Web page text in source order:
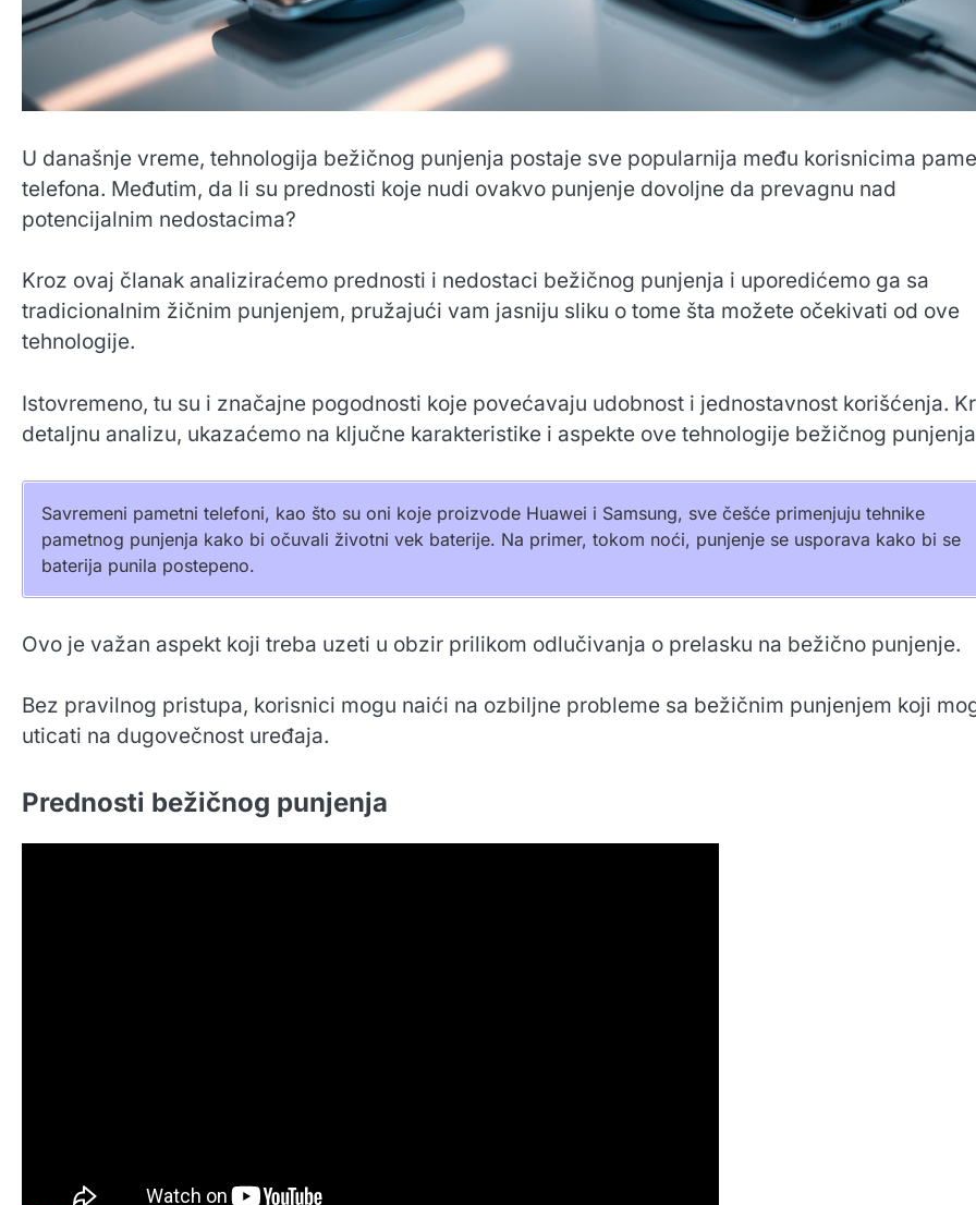
U današnje vreme, tehnologija bežičnog punjenja postaje sve popularnija među korisnicima
telefona. Međutim, da li su prednosti koje nudi ovakvo punjenje dovoljne da prevagnu nad
potencijalnim nedostacima?
Kroz ovaj članak analiziraćemo prednosti i nedostaci bežičnog punjenja i uporedićemo ga sa
tradicionalnim žičnim punjenjem, pružajući vam jasniju sliku o tome šta možete očekivati od ove
tehnologije.
Istovremeno, tu su i značajne pogodnosti koje povećavaju udobnost i jednostavnost korišćenja.
detaljnu analizu, ukazaćemo na ključne karakteristike i aspekte ove tehnologije bežičnog
Savremeni pametni telefoni, kao što su oni koje proizvode Huawei i Samsung, sve češće primenjuju tehnike
pametnog punjenja kako bi očuvali životni vek baterije. Na primer, tokom noći, punjenje se usporava kako bi se
baterija punila postepeno.
Ovo je važan aspekt koji treba uzeti u obzir prilikom odlučivanja o prelasku na bežično punjenje.
Bez pravilnog pristupa, korisnici mogu naići na ozbiljne probleme sa bežičnim punjenjem koji
uticati na dugovečnost uređaja.
Prednosti bežičnog punjenja